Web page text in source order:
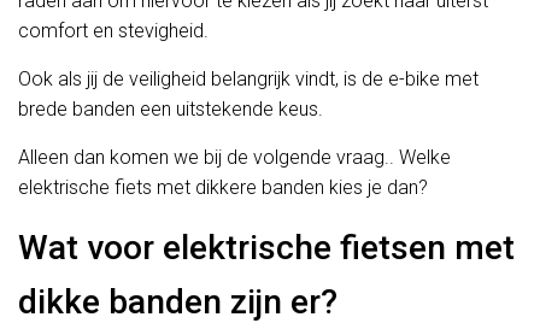
comfort en stevigheid.
Ook als jij de veiligheid belangrijk vindt, is de e-bike met
brede banden een uitstekende keus.
Alleen dan komen we bij de volgende vraag.. Welke
elektrische fiets met dikkere banden kies je dan?
Wat voor elektrische fietsen met
dikke banden zijn er?